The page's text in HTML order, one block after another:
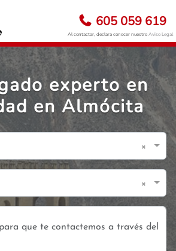
605 059 619
Al contactar, declara conocer nuestroAviso Legal
experto en
en Almócita
×
×